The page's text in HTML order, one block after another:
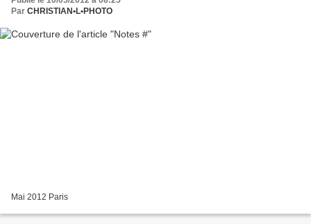
Par CHRISTIAN•L•PHOTO
Mai 2012 Paris